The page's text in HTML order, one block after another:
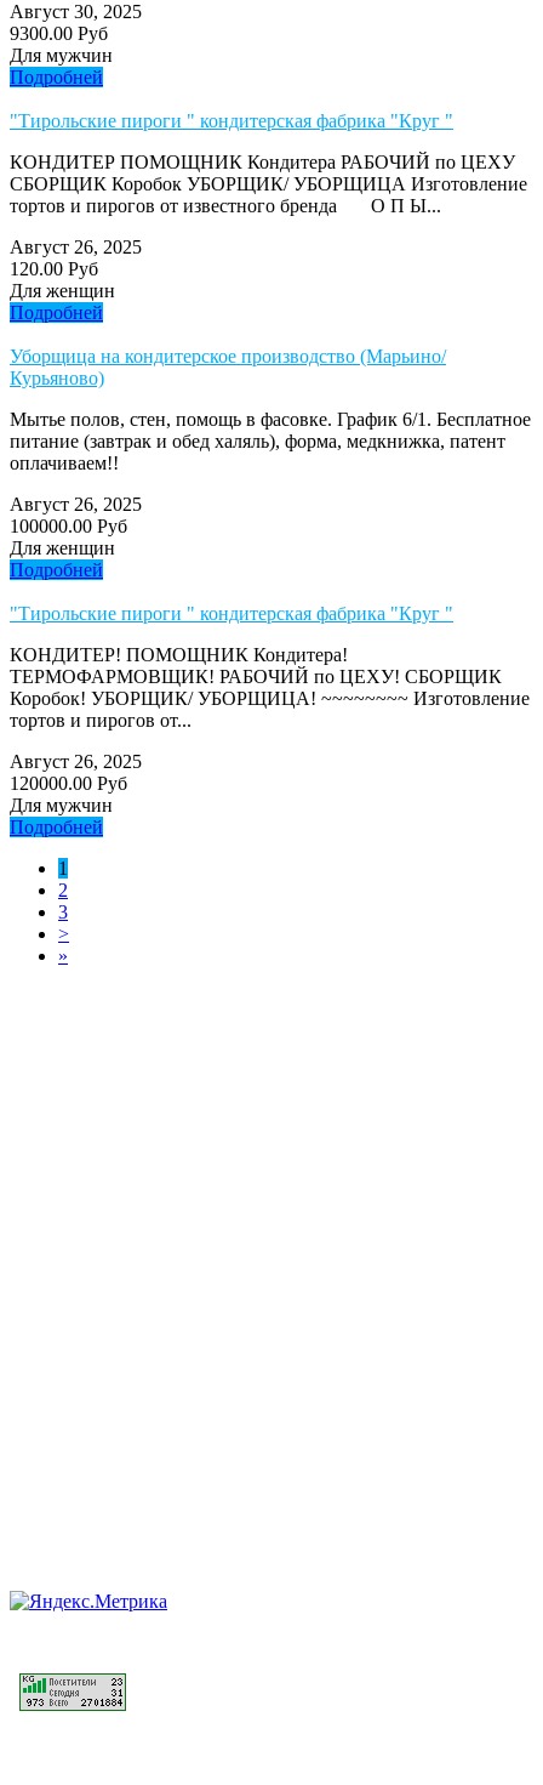
Август 30, 2025
9300.00 Руб
Для мужчин
Подробней
"Тирольские пироги " кондитерская фабрика "Круг "
КОНДИТЕР ПОМОЩНИК Кондитера РАБОЧИЙ по ЦЕХУ
СБОРЩИК Коробок УБОРЩИК/ УБОРЩИЦА Изготовление
тортов и пирогов от известного бренда О П Ы...
Август 26, 2025
120.00 Руб
Для женщин
Подробней
Уборщица на кондитерское производство (Марьино/
Курьяново)
Мытье полов, стен, помощь в фасовке. График 6/1. Бесплатное
питание (завтрак и обед халяль), форма, медкнижка, патент
оплачиваем!!
Август 26, 2025
100000.00 Руб
Для женщин
Подробней
"Тирольские пироги " кондитерская фабрика "Круг "
КОНДИТЕР! ПОМОЩНИК Кондитера!
ТЕРМОФАРМОВЩИК! РАБОЧИЙ по ЦЕХУ! СБОРЩИК
Коробок! УБОРЩИК/ УБОРЩИЦА! ~~~~~~~~ Изготовление
тортов и пирогов от...
Август 26, 2025
120000.00 Руб
Для мужчин
Подробней
1
2
3
>
»